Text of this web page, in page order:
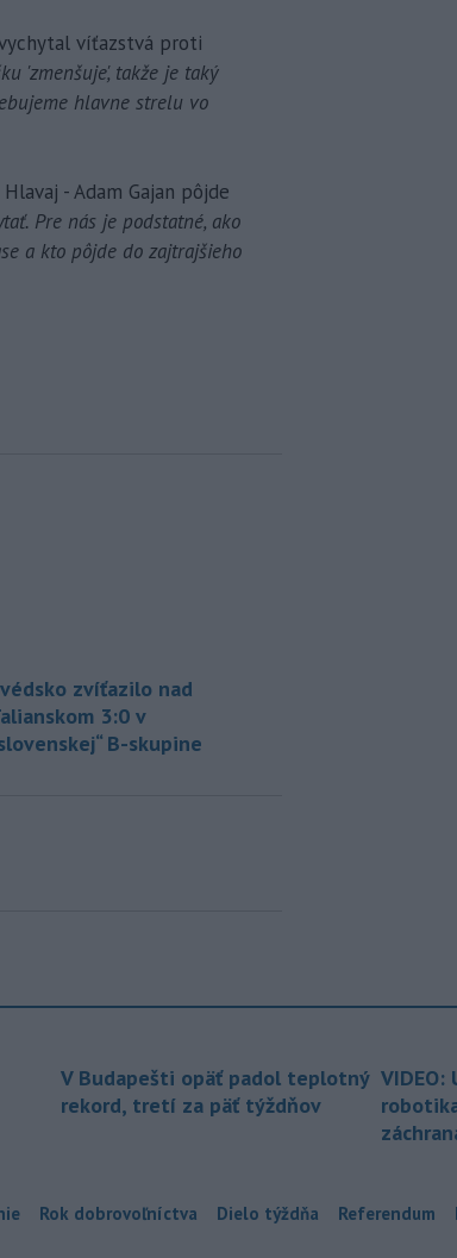
víťazstvá proti
'zmenšuje', takže je taký
hlavne strelu vo
- Adam Gajan pôjde
Pre nás je podstatné, ako
a kto pôjde do zajtrajšieho
zvíťazilo nad
3:0 v
B-skupine
V Budapešti opäť padol teplotný
rekord, tretí za päť týždňov
Rok dobrovoľníctva Dielo týždňa Referendum